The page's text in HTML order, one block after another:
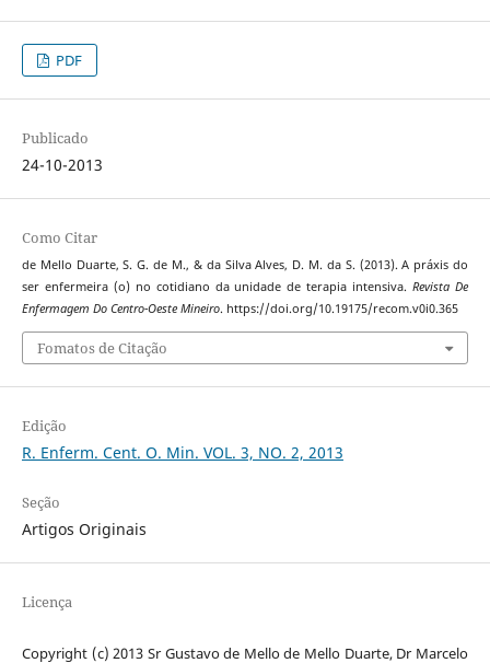
PDF
Publicado
24-10-2013
Como Citar
de Mello Duarte, S. G. de M., & da Silva Alves, D. M. da S. (2013). A práxis do
ser enfermeira (o) no cotidiano da unidade de terapia intensiva.Revista De
Enfermagem Do Centro-Oeste Mineiro. https://doi.org/10.19175/recom.v0i0.365
Fomatos de Citação
Edição
R. Enferm. Cent. O. Min. VOL. 3, NO. 2, 2013
Seção
Artigos Originais
Licença
Copyright (c) 2013 Sr Gustavo de Mello de Mello Duarte, Dr Marcelo